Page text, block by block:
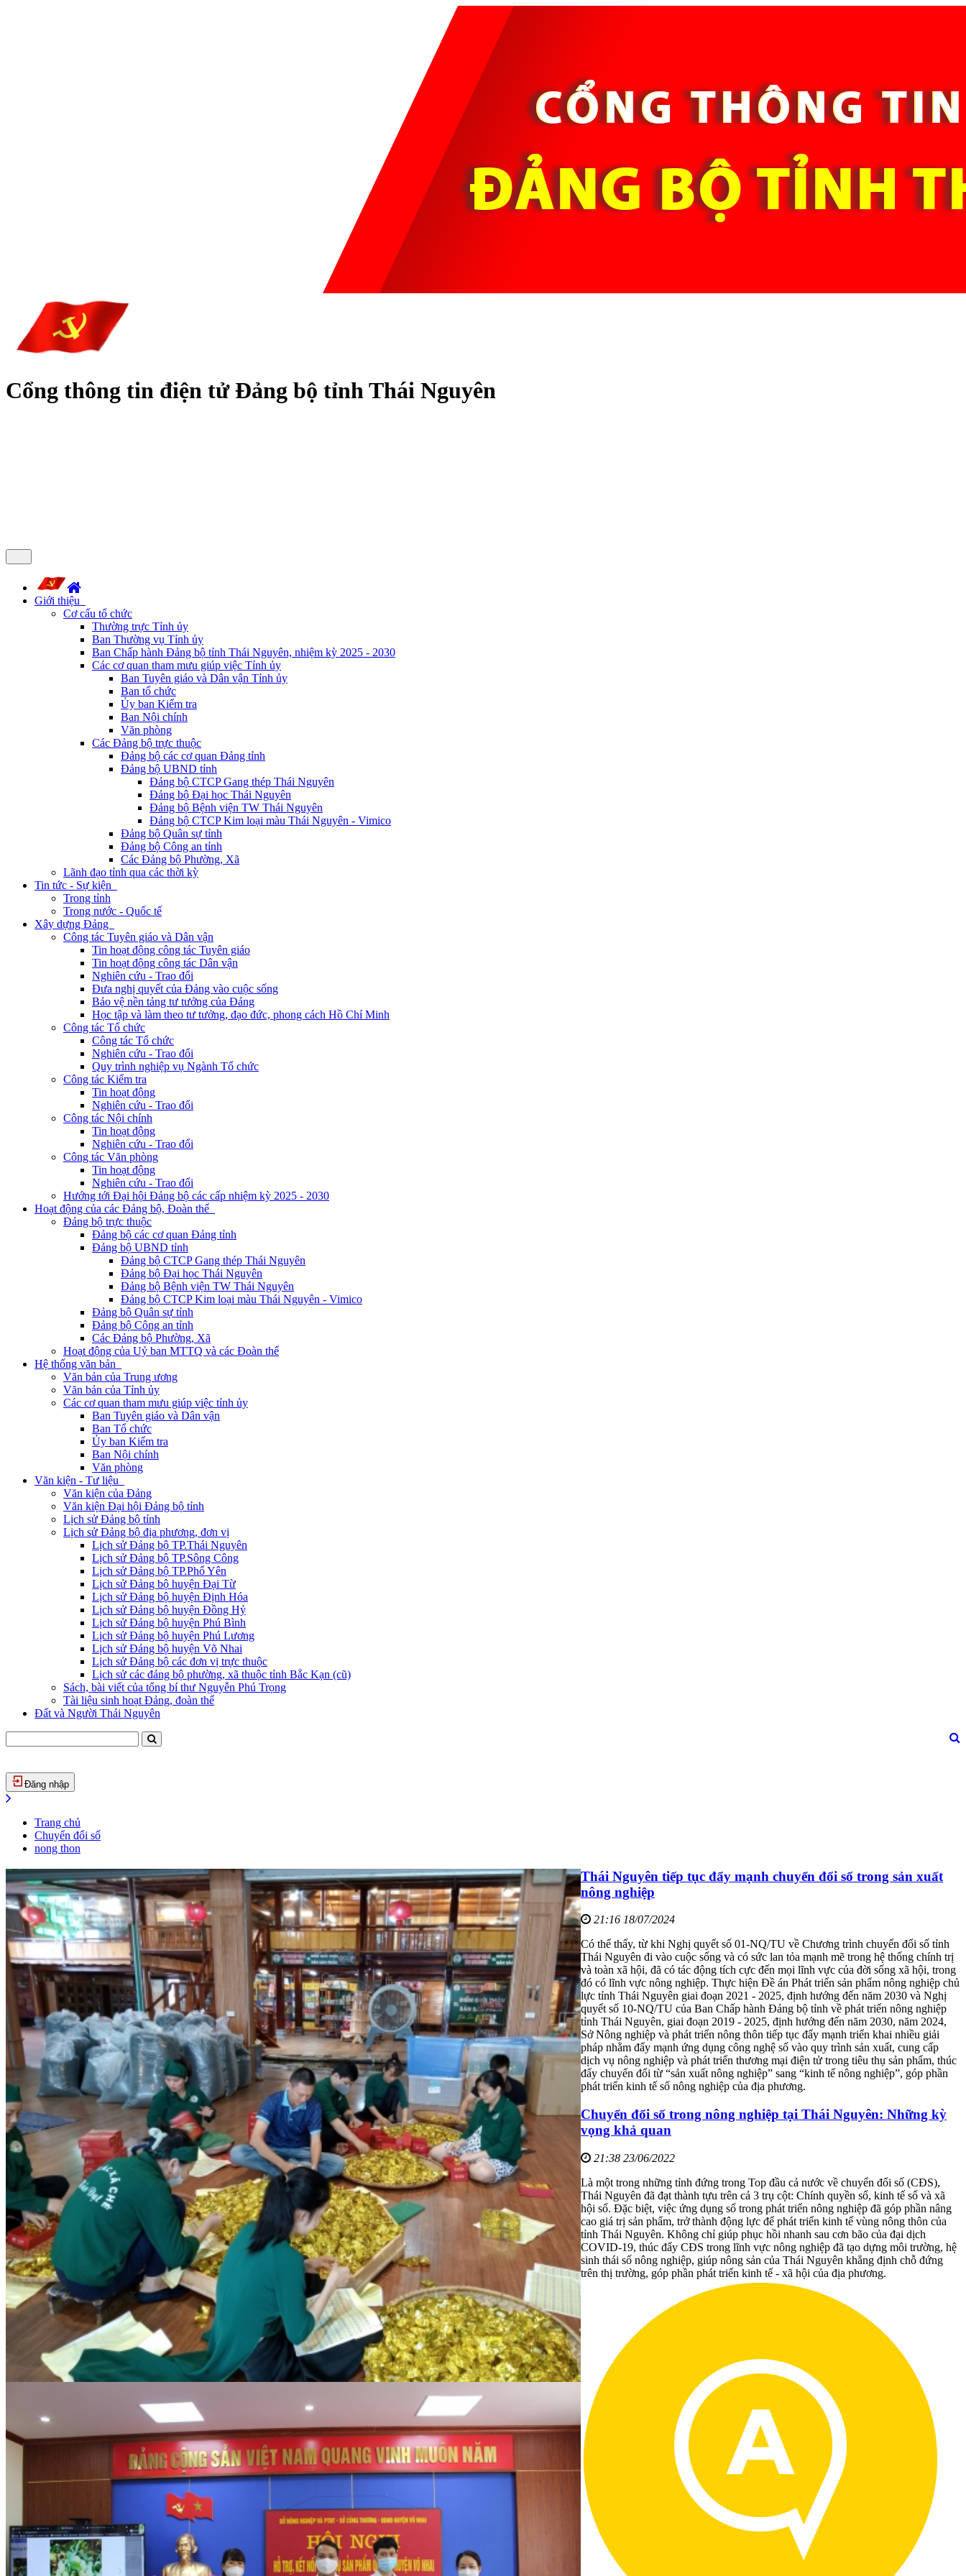
Cổng thông tin điện tử Đảng bộ tỉnh Thái Nguyên
Giới thiệu
Cơ cấu tổ chức
Thường trực Tỉnh ủy
Ban Thường vụ Tỉnh ủy
Ban Chấp hành Đảng bộ tỉnh Thái Nguyên, nhiệm kỳ 2025 - 2030
Các cơ quan tham mưu giúp việc Tỉnh ủy
Ban Tuyên giáo và Dân vận Tỉnh ủy
Ban tổ chức
Ủy ban Kiểm tra
Ban Nội chính
Văn phòng
Các Đảng bộ trực thuộc
Đảng bộ các cơ quan Đảng tỉnh
Đảng bộ UBND tỉnh
Đảng bộ CTCP Gang thép Thái Nguyên
Đảng bộ Đại học Thái Nguyên
Đảng bộ Bệnh viện TW Thái Nguyên
Đảng bộ CTCP Kim loại màu Thái Nguyên - Vimico
Đảng bộ Quân sự tỉnh
Đảng bộ Công an tỉnh
Các Đảng bộ Phường, Xã
Lãnh đạo tỉnh qua các thời kỳ
Tin tức - Sự kiện
Trong tỉnh
Trong nước - Quốc tế
Xây dựng Đảng
Công tác Tuyên giáo và Dân vận
Tin hoạt động công tác Tuyên giáo
Tin hoạt động công tác Dân vận
Nghiên cứu - Trao đổi
Đưa nghị quyết của Đảng vào cuộc sống
Bảo vệ nền tảng tư tưởng của Đảng
Học tập và làm theo tư tưởng, đạo đức, phong cách Hồ Chí Minh
Công tác Tổ chức
Công tác Tổ chức
Nghiên cứu - Trao đổi
Quy trình nghiệp vụ Ngành Tổ chức
Công tác Kiểm tra
Tin hoạt động
Nghiên cứu - Trao đổi
Công tác Nội chính
Tin hoạt động
Nghiên cứu - Trao đổi
Công tác Văn phòng
Tin hoạt động
Nghiên cứu - Trao đổi
Hướng tới Đại hội Đảng bộ các cấp nhiệm kỳ 2025 - 2030
Hoạt động của các Đảng bộ, Đoàn thể
Đảng bộ trực thuộc
Đảng bộ các cơ quan Đảng tỉnh
Đảng bộ UBND tỉnh
Đảng bộ CTCP Gang thép Thái Nguyên
Đảng bộ Đại học Thái Nguyên
Đảng bộ Bệnh viện TW Thái Nguyên
Đảng bộ CTCP Kim loại màu Thái Nguyên - Vimico
Đảng bộ Quân sự tỉnh
Đảng bộ Công an tỉnh
Các Đảng bộ Phường, Xã
Hoạt động của Uỷ ban MTTQ và các Đoàn thể
Hệ thống văn bản
Văn bản của Trung ương
Văn bản của Tỉnh ủy
Các cơ quan tham mưu giúp việc tỉnh ủy
Ban Tuyên giáo và Dân vận
Ban Tổ chức
Ủy ban Kiểm tra
Ban Nội chính
Văn phòng
Văn kiện - Tư liệu
Văn kiện của Đảng
Văn kiện Đại hội Đảng bộ tỉnh
Lịch sử Đảng bộ tỉnh
Lịch sử Đảng bộ địa phương, đơn vị
Lịch sử Đảng bộ TP.Thái Nguyên
Lịch sử Đảng bộ TP.Sông Công
Lịch sử Đảng bộ TP.Phổ Yên
Lịch sử Đảng bộ huyện Đại Từ
Lịch sử Đảng bộ huyện Định Hóa
Lịch sử Đảng bộ huyện Đồng Hỷ
Lịch sử Đảng bộ huyện Phú Bình
Lịch sử Đảng bộ huyện Phú Lương
Lịch sử Đảng bộ huyện Võ Nhai
Lịch sử Đảng bộ các đơn vị trực thuộc
Lịch sử các đảng bộ phường, xã thuộc tỉnh Bắc Kạn (cũ)
Sách, bài viết của tổng bí thư Nguyễn Phú Trọng
Tài liệu sinh hoạt Đảng, đoàn thể
Đất và Người Thái Nguyên
Đăng nhập
Trang chủ
Chuyển đổi số
nong thon
Thái Nguyên tiếp tục đẩy mạnh chuyển đổi số trong sản xuất
nông nghiệp
21:16 18/07/2024
Có thể thấy, từ khi Nghị quyết số 01-NQ/TU về Chương trình chuyển đổi số tỉnh
Thái Nguyên đi vào cuộc sống và có sức lan tỏa mạnh mẽ trong hệ thống chính trị
và toàn xã hội, đã có tác động tích cực đến mọi lĩnh vực của đời sống xã hội, trong
đó có lĩnh vực nông nghiệp. Thực hiện Đề án Phát triển sản phẩm nông nghiệp chủ
lực tỉnh Thái Nguyên giai đoạn 2021 - 2025, định hướng đến năm 2030 và Nghị
quyết số 10-NQ/TU của Ban Chấp hành Đảng bộ tỉnh về phát triển nông nghiệp
tỉnh Thái Nguyên, giai đoạn 2019 - 2025, định hướng đến năm 2030, năm 2024,
Sở Nông nghiệp và phát triển nông thôn tiếp tục đẩy mạnh triển khai nhiều giải
pháp nhằm đẩy mạnh ứng dụng công nghệ số vào quy trình sản xuất, cung cấp
dịch vụ nông nghiệp và phát triển thương mại điện tử trong tiêu thụ sản phẩm, thúc
đẩy chuyển đổi từ “sản xuất nông nghiệp” sang “kinh tế nông nghiệp”, góp phần
phát triển kinh tế số nông nghiệp của địa phương.
Chuyển đổi số trong nông nghiệp tại Thái Nguyên: Những kỳ
vọng khả quan
21:38 23/06/2022
Là một trong những tỉnh đứng trong Top đầu cả nước về chuyển đổi số (CĐS),
Thái Nguyên đã đạt thành tựu trên cả 3 trụ cột: Chính quyền số, kinh tế số và xã
hội số. Đặc biệt, việc ứng dụng số trong phát triển nông nghiệp đã góp phần nâng
cao giá trị sản phẩm, trở thành động lực để phát triển kinh tế vùng nông thôn của
tỉnh Thái Nguyên. Không chỉ giúp phục hồi nhanh sau cơn bão của đại dịch
COVID-19, thúc đẩy CĐS trong lĩnh vực nông nghiệp đã tạo dựng môi trường, hệ
sinh thái số nông nghiệp, giúp nông sản của Thái Nguyên khẳng định chỗ đứng
trên thị trường, góp phần phát triển kinh tế - xã hội của địa phương.